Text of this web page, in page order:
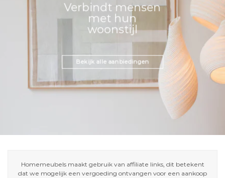
Verbindt mensen
met hun
woonstijl
Bekijk alle aanbiedingen
Homemeubels maakt gebruik van affiliate links, dit betekent
dat we mogelijk een vergoeding ontvangen voor een aankoop